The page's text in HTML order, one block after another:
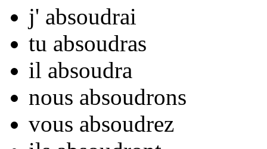
j' absoudrai
tu absoudras
il absoudra
nous absoudrons
vous absoudrez